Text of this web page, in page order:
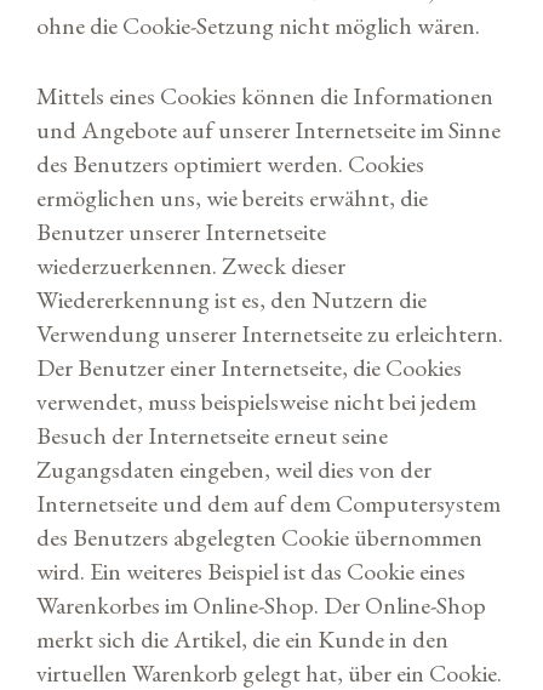
ohne die Cookie-Setzung nicht möglich wären.
Mittels eines Cookies können die Informationen
und Angebote auf unserer Internetseite im Sinne
des Benutzers optimiert werden. Cookies
ermöglichen uns, wie bereits erwähnt, die
Benutzer unserer Internetseite
wiederzuerkennen. Zweck dieser
Wiedererkennung ist es, den Nutzern die
Verwendung unserer Internetseite zu erleichtern.
Der Benutzer einer Internetseite, die Cookies
verwendet, muss beispielsweise nicht bei jedem
Besuch der Internetseite erneut seine
Zugangsdaten eingeben, weil dies von der
Internetseite und dem auf dem Computersystem
des Benutzers abgelegten Cookie übernommen
wird. Ein weiteres Beispiel ist das Cookie eines
Warenkorbes im Online-Shop. Der Online-Shop
merkt sich die Artikel, die ein Kunde in den
virtuellen Warenkorb gelegt hat, über ein Cookie.